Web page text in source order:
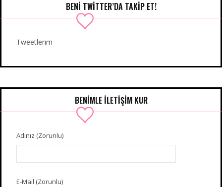
BENI TWITTER’DA TAKIP ET!
Tweetlerim
BENIMLE İLETIŞIM KUR
Adınız (Zorunlu)
E-Mail (Zorunlu)